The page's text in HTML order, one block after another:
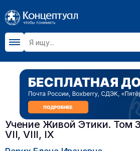
Учение Живой Этики. Том
VII, VIII, IX